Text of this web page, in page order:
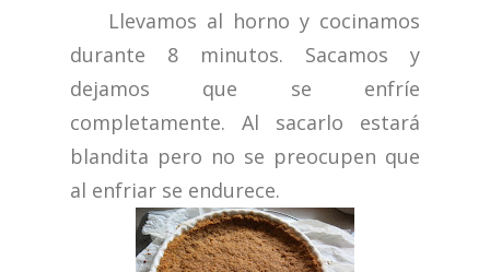
Llevamos al horno y cocinamos
durante 8 minutos. Sacamos y
dejamos que se enfríe
completamente. Al sacarlo estará
blandita pero no se preocupen que
al enfriar se endurece.